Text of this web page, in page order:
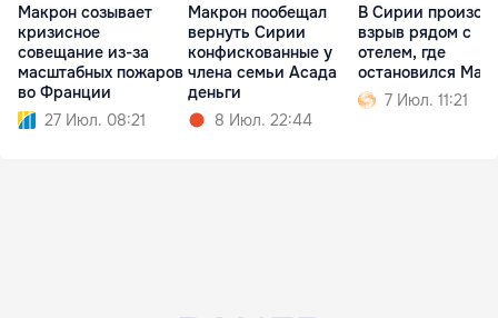
Макрон созывает
кризисное
совещание из-за
масштабных пожаров
во Франции
27 Июл. 08:21
Макрон пообещал
вернуть Сирии
конфискованные у
члена семьи Асада
деньги
8 Июл. 22:44
В Сирии
взрыв рядом с
отелем, где
остановился
7 Июл. 11:21